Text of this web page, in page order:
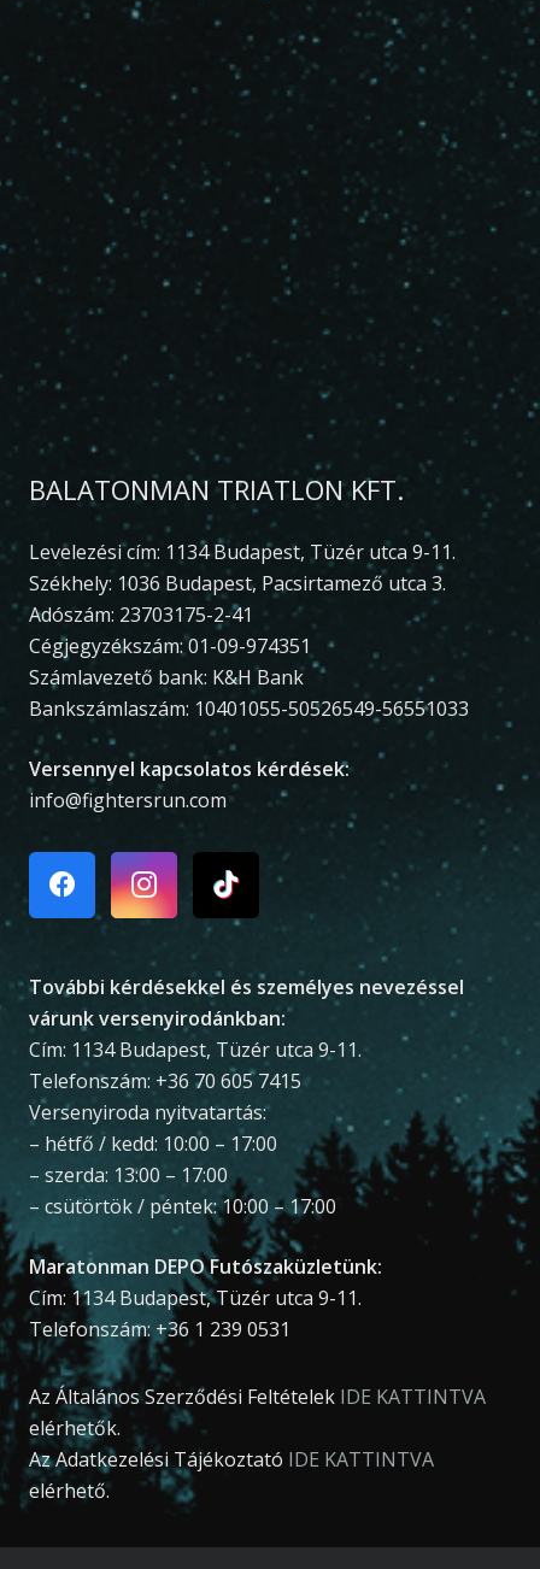
BALATONMAN TRIATLON KFT.
Levelezési cím: 1134 Budapest, Tüzér utca 9-11.
Székhely: 1036 Budapest, Pacsirtamező utca 3.
Adószám: 23703175-2-41
Cégjegyzékszám: 01-09-974351
Számlavezető bank: K&H Bank
Bankszámlaszám: 10401055-50526549-56551033
Versennyel kapcsolatos kérdések:
info@fightersrun.com
További kérdésekkel és személyes nevezéssel
várunk versenyirodánkban:
Cím: 1134 Budapest, Tüzér utca 9-11.
Telefonszám: +36 70 605 7415
Versenyiroda nyitvatartás:
– hétfő / kedd: 10:00 – 17:00
– szerda: 13:00 – 17:00
– csütörtök / péntek: 10:00 – 17:00
Maratonman DEPO Futószaküzletünk:
Cím: 1134 Budapest, Tüzér utca 9-11.
Telefonszám: +36 1 239 0531
Az Általános Szerződési Feltételek IDE KATTINTVA
elérhetők.
Az Adatkezelési Tájékoztató IDE KATTINTVA
elérhető.